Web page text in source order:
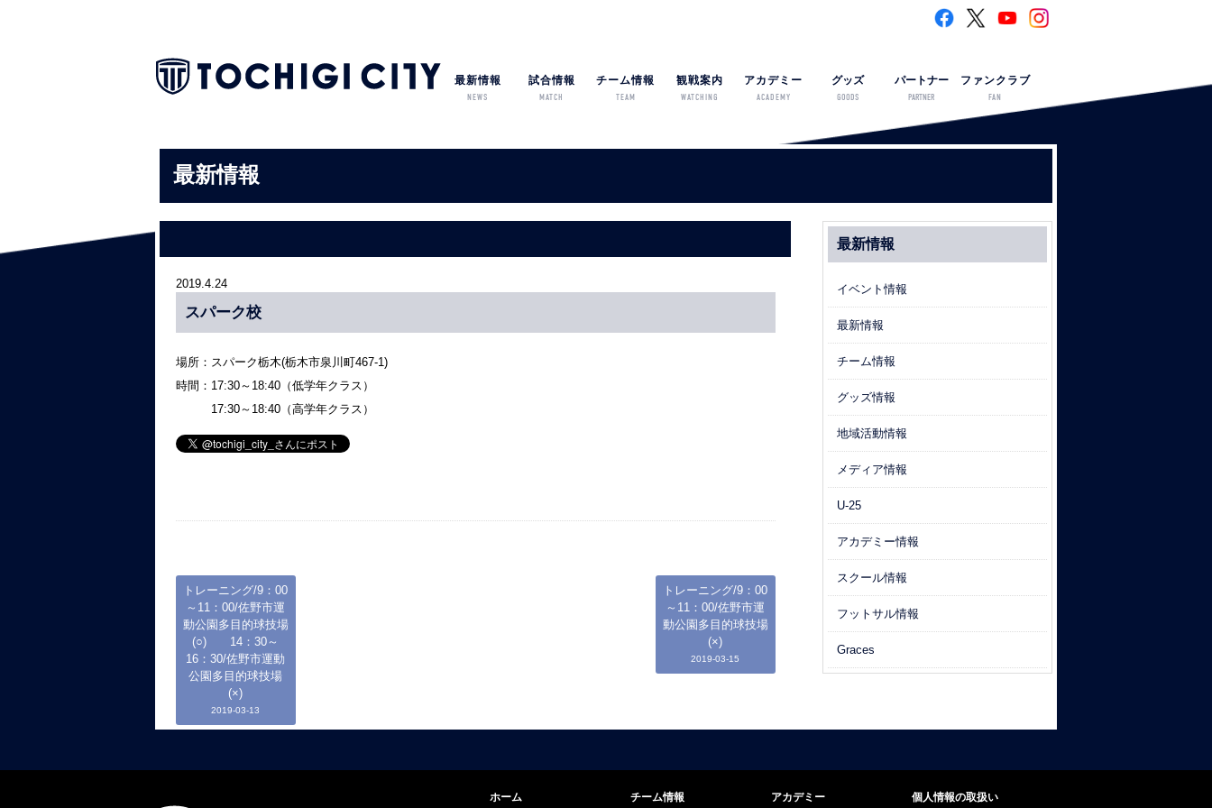
最新情報
NEWS
試合情報
MATCH
チーム情報
TEAM
観戦案内
WATCHING
アカデミー
ACADEMY
グッズ
GOODS
パートナー
PARTNER
ファンクラブ
FAN
最新情報
2019.4.24
スパーク校
場所：スパーク栃木(栃木市泉川町467-1)
時間：17:30～18:40（低学年クラス）
17:30～18:40（高学年クラス）
トレーニング/9：00
～11：00/佐野市運
動公園多目的球技場
(○) 14：30～
16：30/佐野市運動
公園多目的球技場
(×)
2019-03-13
トレーニング/9：00
～11：00/佐野市運
動公園多目的球技場
(×)
2019-03-15
最新情報
イベント情報
最新情報
チーム情報
グッズ情報
地域活動情報
メディア情報
U-25
アカデミー情報
スクール情報
フットサル情報
Graces
ホーム チーム情報 アカデミー 個人情報の取扱い